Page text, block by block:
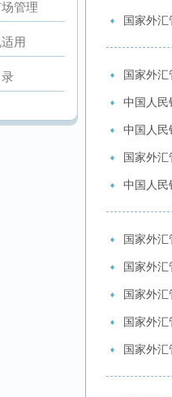
管理
用
国家外
国家外
中国人民
中国人民
国家外
中国人民
国家外
国家外
国家外
国家外
国家外